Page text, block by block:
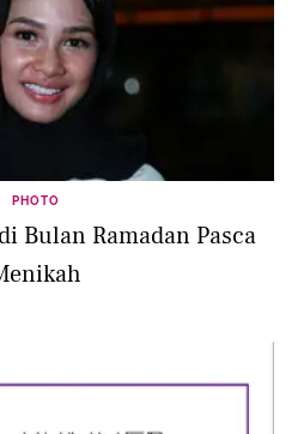
PHOTO
Bulan Ramadan Pasca